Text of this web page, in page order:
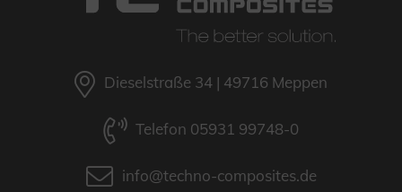
Dieselstraße 34 | 49716 Meppen
Telefon 05931 99748-0
info@techno-composites.de